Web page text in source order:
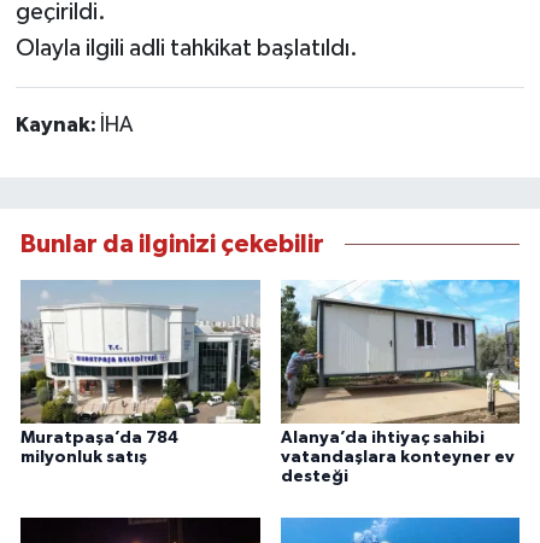
geçirildi.
Olayla ilgili adli tahkikat başlatıldı.
Kaynak: İHA
Bunlar da ilginizi çekebilir
Muratpaşa’da 784
milyonluk satış
Alanya’da ihtiyaç sahibi
vatandaşlara konteyner ev
desteği